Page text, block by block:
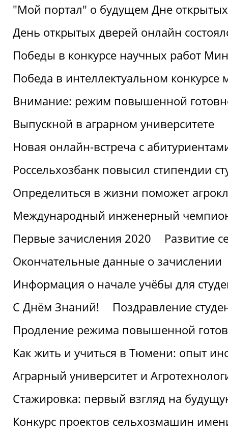
"Мой портал" о будущем Дне
День открытых дверей онлайн
Победы в конкурсе научных работ
Победа в интеллектуальном конкурсе
Внимание: режим повышенной
Выпускной в аграрном университете
Новая онлайн-встреча с
Россельхозбанк повысил стипендии
Определиться в жизни поможет
Международный инженерный
Первые зачисления 2020
Развитие
Окончательные данные о зачислении
Информация о начале учёбы для
С Днём Знаний!
Поздравление
Продление режима повышенной
Как жить и учиться в Тюмени: опыт
Аграрный университет и
Стажировка: первый взгляд на
Конкурс проектов сельхозмашин